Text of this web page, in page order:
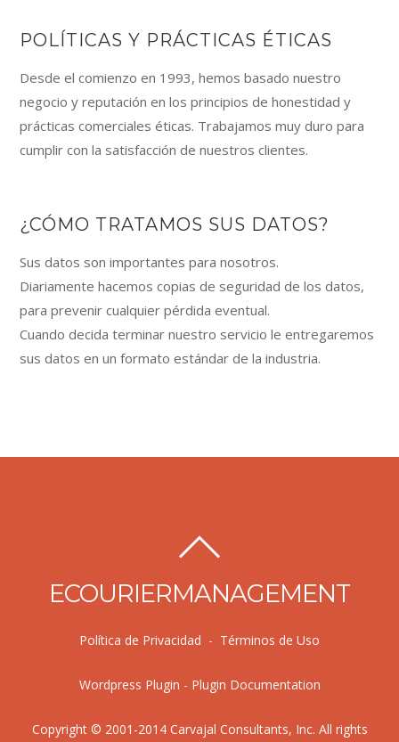
POLÍTICAS Y PRÁCTICAS ÉTICAS
Desde el comienzo en 1993, hemos basado nuestro
negocio y reputación en los principios de honestidad y
prácticas comerciales éticas. Trabajamos muy duro para
cumplir con la satisfacción de nuestros clientes.
¿CÓMO TRATAMOS SUS DATOS?
Sus datos son importantes para nosotros.
Diariamente hacemos copias de seguridad de los datos,
para prevenir cualquier pérdida eventual.
Cuando decida terminar nuestro servicio le entregaremos
sus datos en un formato estándar de la industria.
ECOURIERMANAGEMENT
Política de Privacidad - Términos de Uso
Wordpress Plugin - Plugin Documentation
Copyright © 2001-2014 Carvajal Consultants, Inc. All rights